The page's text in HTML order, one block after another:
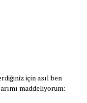
için asıl ben
maddeliyorum: